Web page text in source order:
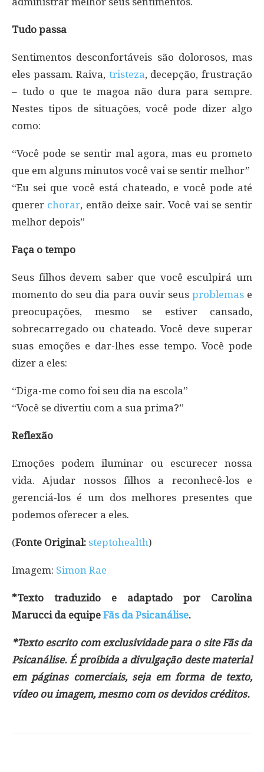
Tudo passa
Sentimentos desconfortáveis são dolorosos, mas
eles passam. Raiva, tristeza, decepção, frustração
– tudo o que te magoa não dura para sempre.
Nestes tipos de situações, você pode dizer algo
como:
“Você pode se sentir mal agora, mas eu prometo
que em alguns minutos você vai se sentir melhor”
“Eu sei que você está chateado, e você pode até
querer chorar, então deixe sair. Você vai se sentir
melhor depois”
Faça o tempo
Seus filhos devem saber que você esculpirá um
momento do seu dia para ouvir seus problemase
preocupações, mesmo se estiver cansado,
sobrecarregado ou chateado. Você deve superar
suas emoções e dar-lhes esse tempo. Você pode
dizer a eles:
“Diga-me como foi seu dia na escola”
“Você se divertiu com a sua prima?”
Reflexão
Emoções podem iluminar ou escurecer nossa
vida. Ajudar nossos filhos a reconhecê-los e
gerenciá-los é um dos melhores presentes que
podemos oferecer a eles.
(Fonte Original: steptohealth)
Imagem: Simon Rae
*Texto traduzido e adaptado por Carolina
Marucci da equipe Fãs da Psicanálise.
*Texto escrito com exclusividade para o site Fãs da
Psicanálise. É proibida a divulgação deste material
em páginas comerciais, seja em forma de texto,
vídeo ou imagem, mesmo com os devidos créditos.